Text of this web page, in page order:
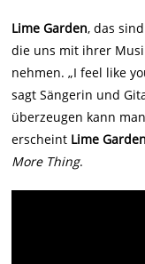
Lime Garden, das
die uns mit ihrer
nehmen. „I feel like
sagt Sängerin und
überzeugen kann
erscheint Lime
More Thing.